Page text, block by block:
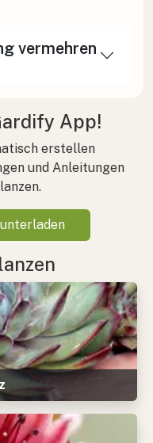
vermehren
App!
erstellen
und Anleitungen